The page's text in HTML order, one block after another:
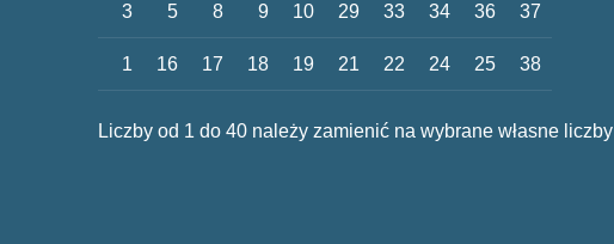
3 5 8 9 10 29 33 34 36 37
1 16 17 18 19 21 22 24 25 38
Liczby od 1 do 40 należy zamienić na wybrane własne liczby